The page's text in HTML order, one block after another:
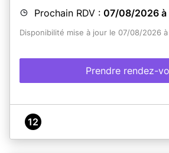
Prochain RDV : 07/08/2026 à
Disponibilité mise à jour le 07/08/2026 à
Prendre rendez-
12